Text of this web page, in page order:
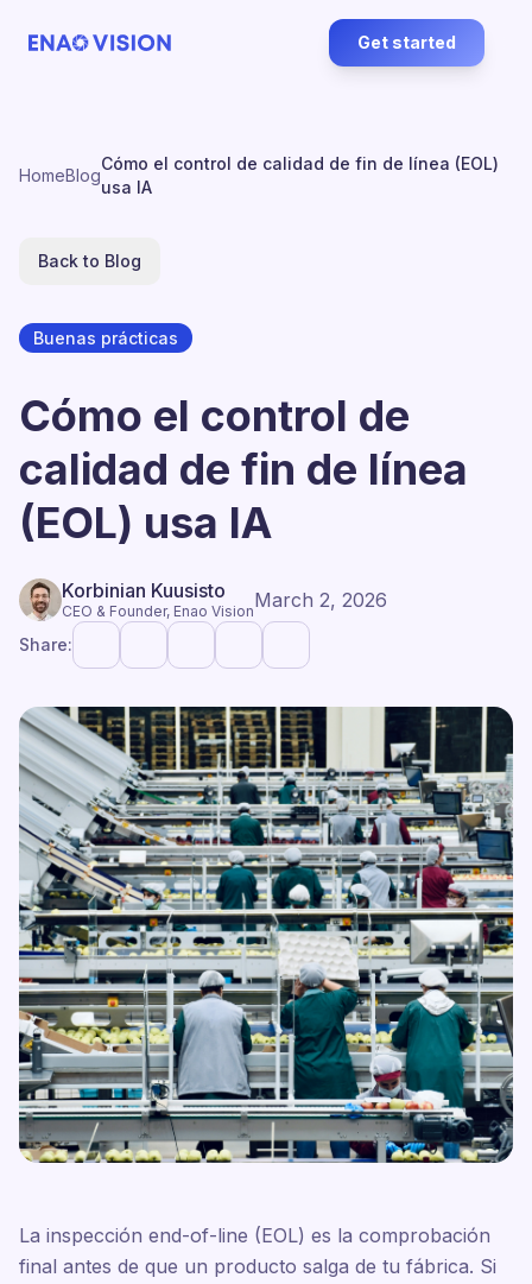
Get started
HomeBlog
Cómo el control de calidad de fin de línea (EOL)
usa IA
Back to Blog
Buenas prácticas
Cómo el control de
calidad de fin de línea
(EOL) usa IA
Korbinian Kuusisto
CEO & Founder, Enao VisionMarch 2, 2026
Share:
La inspección end-of-line (EOL) es la comprobación
final antes de que un producto salga de tu fábrica. Si